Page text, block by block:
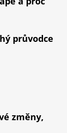
průvodce
změny,